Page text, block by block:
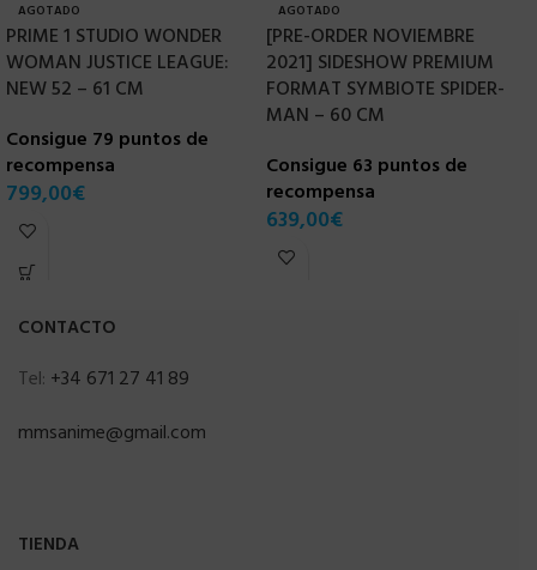
AGOTADO
PRIME 1 STUDIO WONDER
WOMAN JUSTICE LEAGUE:
NEW 52 – 61 CM
Consigue 79 puntos de
recompensa
799,00€
AGOTADO
[PRE-ORDER NOVIEMBRE
2021] SIDESHOW PREMIUM
FORMAT SYMBIOTE SPIDER-
MAN – 60 CM
Consigue 63 puntos de
recompensa
639,00€
CONTACTO
Tel: +34 671 27 41 89
mmsanime@gmail.com
TIENDA